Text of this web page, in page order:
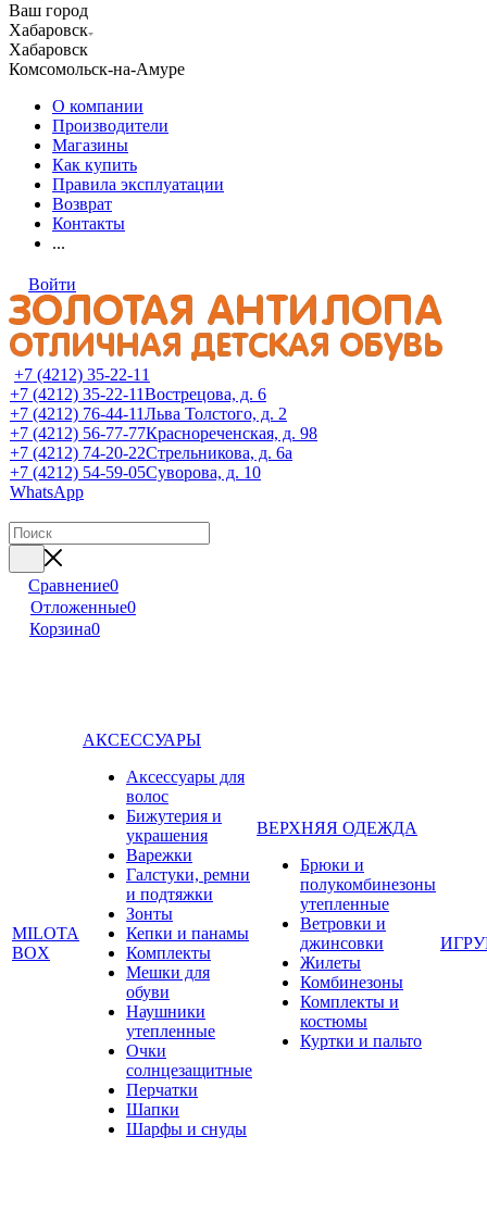
Ваш город
Хабаровск
Хабаровск
Комсомольск-на-Амуре
О компании
Производители
Магазины
Как купить
Правила эксплуатации
Возврат
Контакты
...
Войти
+7 (4212) 35-22-11
+7 (4212) 35-22-11Вострецова, д. 6
+7 (4212) 76-44-11Льва Толстого, д. 2
+7 (4212) 56-77-77Краснореченская, д. 98
+7 (4212) 74-20-22Стрельникова, д. 6а
+7 (4212) 54-59-05Суворова, д. 10
WhatsApp
Сравнение0
Отложенные0
Корзина0
MILOTA
BOX
АКСЕССУАРЫ
Аксессуары для
волос
Бижутерия и
украшения
Варежки
Галстуки, ремни
и подтяжки
Зонты
Кепки и панамы
Комплекты
Мешки для
обуви
Наушники
утепленные
Очки
солнцезащитные
Перчатки
Шапки
Шарфы и снуды
ВЕРХНЯЯ ОДЕЖДА
Брюки и
полукомбинезоны
утепленные
Ветровки и
джинсовки
Жилеты
Комбинезоны
Комплекты и
костюмы
Куртки и пальто